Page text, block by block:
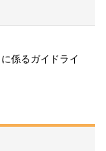
係るガイドライ